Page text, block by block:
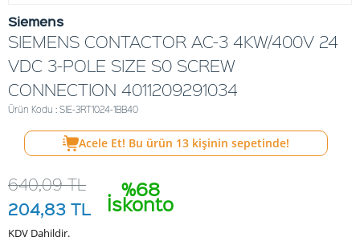
Siemens
SIEMENS CONTACTOR AC-3 4KW/400V 24
VDC 3-POLE SIZE S0 SCREW
CONNECTION 4011209291034
Ürün Kodu : SIE-3RT1024-1BB40
Acele Et! Bu ürün 13 kişinin sepetinde!
%68
İskonto
640,09TL
204,83 TL
KDV Dahildir.